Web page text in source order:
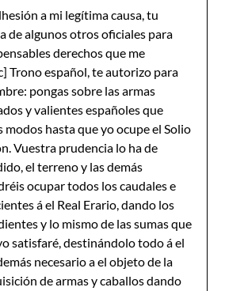
a mi legítima causa, tu
de algunos otros oficiales para
derechos que me
Trono español, te autorizo para
pongas sobre las armas
y valientes españoles que
hasta que yo ocupe el Solio
Vuestra prudencia lo ha de
el terreno y las demás
ocupar todos los caudales e
á el Real Erario, dando los
y lo mismo de las sumas que
satisfaré, destinándolo todo á el
necesario a el objeto de la
de armas y caballos dando